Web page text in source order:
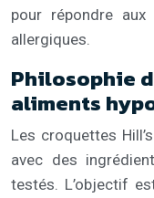
pour répondre
allergiques.
Philosophie
aliments
Les croquettes
avec des
testés. L’objectif